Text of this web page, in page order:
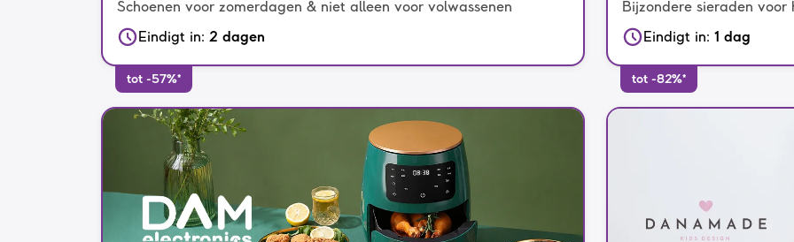
Schoenen voor zomerdagen & niet alleen voor volwassenen
Eindigt in: 2 dagen
tot -57%*
Bijzondere sieraden voor
Eindigt in: 1 dag
tot -82%*